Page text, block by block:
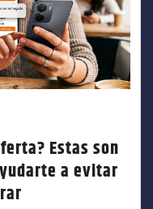
Estas son
a evitar